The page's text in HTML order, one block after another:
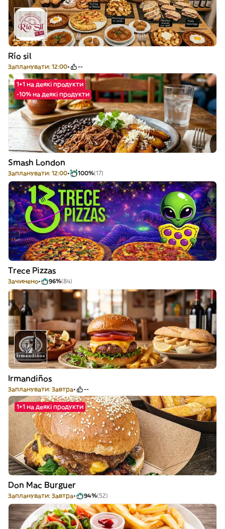
Río sil
Запланувати: 12:00 --
1+1 на деякі продукти
-10% на деякі продукти
Smash London
Запланувати: 12:00 100%(17)
Trece Pizzas
Зачинено 96%(84)
Irmandiños
Запланувати: Завтра --
1+1 на деякі продукти
Don Mac Burguer
Запланувати: Завтра 94%(52)